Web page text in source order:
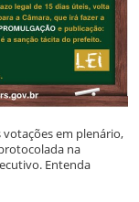
em plenário,
na
Entenda